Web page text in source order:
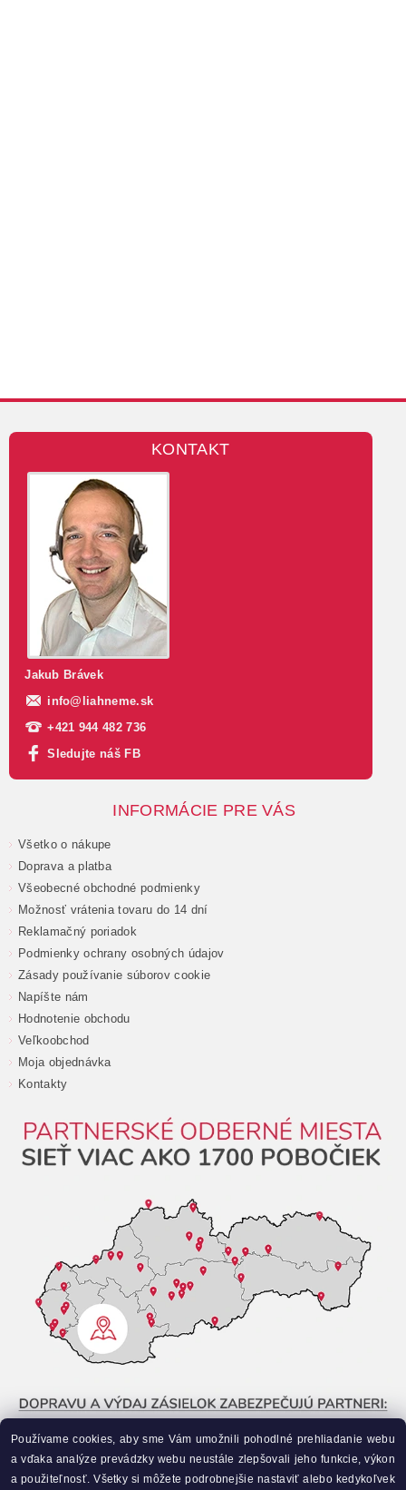
KONTAKT
Jakub Brávek
info@ liahneme.sk
+421 944 482 736
Sledujte náš FB
INFORMÁCIE PRE VÁS
Všetko o nákupe
Doprava a platba
Všeobecné obchodné podmienky
Možnosť vrátenia tovaru do 14 dní
Reklamačný poriadok
Podmienky ochrany osobných údajov
Zásady používanie súborov cookie
Napíšte nám
Hodnotenie obchodu
Veľkoobchod
Moja objednávka
Kontakty
Používame cookies, aby sme Vám umožnili pohodlné prehliadanie webu
a vďaka analýze prevádzky webu neustále zlepšovali jeho funkcie, výkon
a použiteľnosť. Všetky si môžete podrobnejšie nastaviť alebo kedykoľvek